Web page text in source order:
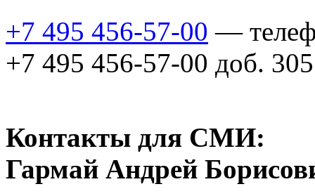
+7 495 456-57-00 —
+7 495 456-57-00 доб.
Контакты для СМИ:
Гармай Андрей